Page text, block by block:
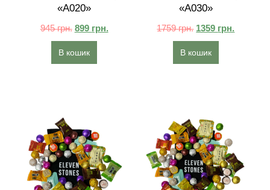
«A020»
945грн. 899 грн.
В кошик
«A030»
1759грн. 1359 грн.
В кошик